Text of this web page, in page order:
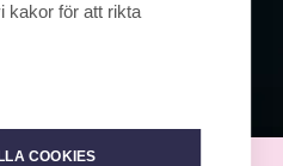
kakor för att rikta
COOKIES